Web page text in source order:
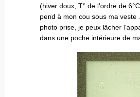
(hiver doux, T° de l’ordre de
pend à mon cou sous ma
photo prise, je peux lâcher
dans une poche intérieure de